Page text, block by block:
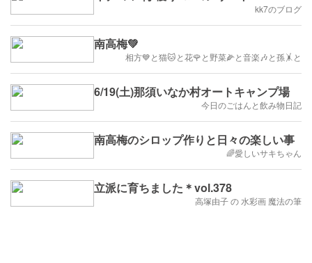
kk7のブログ
南高梅💚
相方💙と猫🐱と花🌹と野菜🌽と音楽🎶と孫🤸と
6/19(土)那須いなか村オートキャンプ場
今日のごはんと飲み物日記
南高梅のシロップ作りと日々の楽しい事
🌈愛しいサキちゃん
立派に育ちました＊vol.378
高塚由子 の 水彩画 魔法の筆